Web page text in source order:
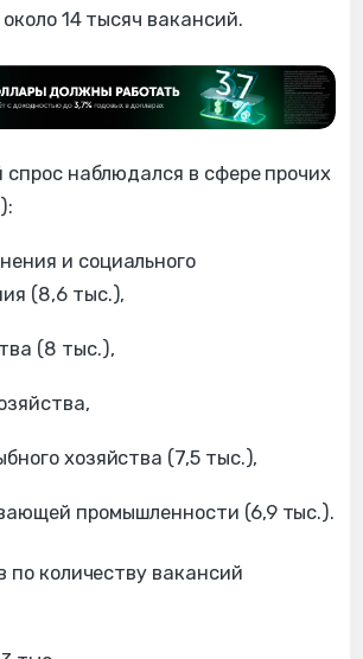
14 тысяч вакансий.
наблюдался в сфере прочих
и социального
(8,6 тыс.),
(8 тыс.),
хозяйства (7,5 тыс.),
промышленности (6,9 тыс.).
по количеству вакансий